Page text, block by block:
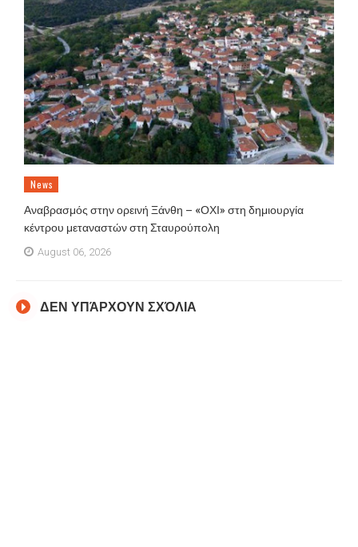
News
Αναβρασμός στην ορεινή Ξάνθη – «ΟΧΙ» στη δημιουργία
κέντρου μεταναστών στη Σταυρούπολη
August 06, 2026
ΔΕΝ ΥΠΆΡΧΟΥΝ ΣΧΌΛΙΑ